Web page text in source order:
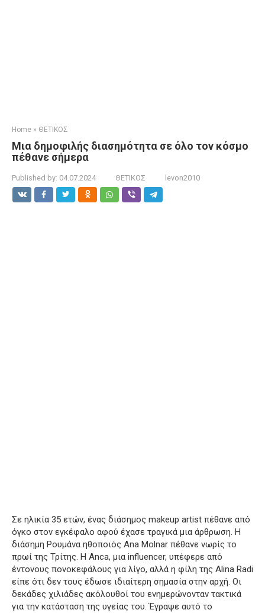
Home » ΘΕΤΙΚΟΣ
Μια δημοφιλής διασημότητα σε όλο τον κόσμο
πέθανε σήμερα
Published by: 04.07.2024 ΘΕΤΙΚΟΣ levon2010
Σε ηλικία 35 ετών, ένας διάσημος makeup artist πέθανε από
όγκο στον εγκέφαλο αφού έχασε τραγικά μια άρθρωση. Η
διάσημη Ρουμάνα ηθοποιός Ana Molnar πέθανε νωρίς το
πρωί της Τρίτης. Η Anca, μια influencer, υπέφερε από
έντονους πονοκεφάλους για λίγο, αλλά η φίλη της Alina Radi
είπε ότι δεν τους έδωσε ιδιαίτερη σημασία στην αρχή. Οι
δεκάδες χιλιάδες ακόλουθοί του ενημερώνονταν τακτικά
για την κατάσταση της υγείας του.Έγραψε αυτό το